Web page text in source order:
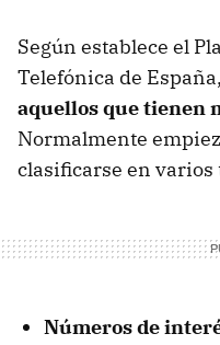
Según establece el
Telefónica de
aquellos que tienen
Normalmente
clasificarse en varios
Números de